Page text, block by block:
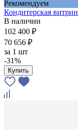
Рекомендуем
Кондитерская
В наличии
102 400 ₽
70 656 ₽
за 1 шт
-31%
Купить